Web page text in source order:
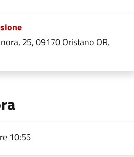
25, 09170 Oristano OR,
10:56